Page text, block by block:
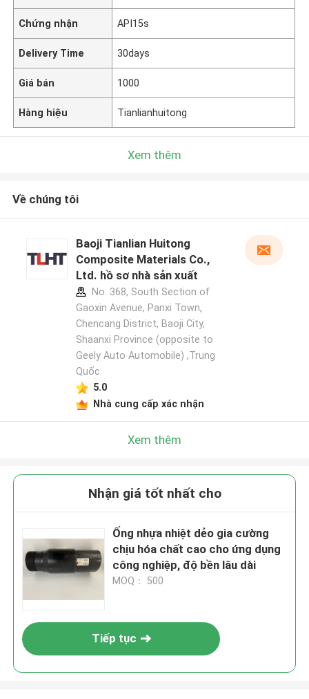
Chứng nhận API15s
Delivery Time 30days
Giá bán 1000
Hàng hiệu Tianlianhuitong
Xem thêm
Về chúng tôi
Baoji Tianlian Huitong
Composite Materials Co.,
Ltd. hồ sơ nhà sản xuất
No. 368, South Section of
Gaoxin Avenue, Panxi Town,
Chencang District, Baoji City,
Shaanxi Province (opposite to
Geely Auto Automobile) ,Trung
Quốc
5.0
Nhà cung cấp xác nhận
Xem thêm
Nhận giá tốt nhất cho
Ống nhựa nhiệt dẻo gia cường
chịu hóa chất cao cho ứng dụng
công nghiệp, độ bền lâu dài
MOQ： 500
Tiếp tục